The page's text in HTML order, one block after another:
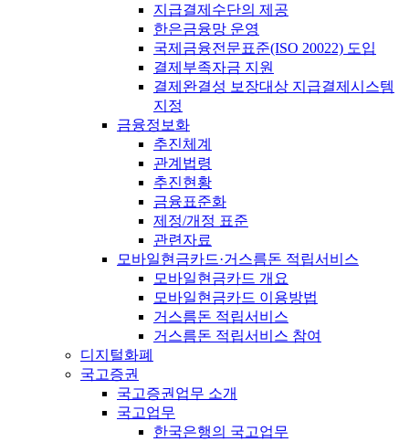
지급결제수단의 제공
한은금융망 운영
국제금융전문표준(ISO 20022) 도입
결제부족자금 지원
결제완결성 보장대상 지급결제시스템
지정
금융정보화
추진체계
관계법령
추진현황
금융표준화
제정/개정 표준
관련자료
모바일현금카드·거스름돈 적립서비스
모바일현금카드 개요
모바일현금카드 이용방법
거스름돈 적립서비스
거스름돈 적립서비스 참여
디지털화폐
국고증권
국고증권업무 소개
국고업무
한국은행의 국고업무